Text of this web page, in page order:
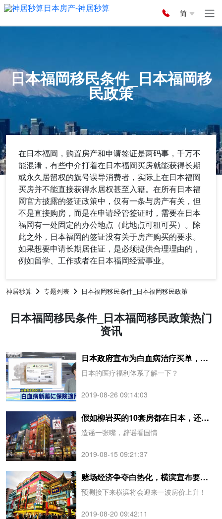
简
日本福岡移民条件_日本福岡移
民政策
在日本福岡，购置房产和申请签证是两码事，千万不
能混淆，有些中介打着在日本福岡买房就能获得长期
或永久居留权的旗号误导消费者，实际上在日本福岡
买房并不能直接获得永居权甚至入籍。在所有日本福
岡官方披露的签证政策中，仅有一条与房产有关，但
不是直接购房，而是在申请经管签证时，需要在日本
福岡有一处固定的办公地点（此地点可租可买）。除
此之外，日本福岡的签证没有关于房产购买的要求。
如果想要申请长期居住证，是必须提供合理理由的，
例如留学、工作或者在日本福岡经营事业。
神居秒算 专题列表 日本福岡移民条件_日本福岡移民政策
日本福岡移民条件_日本福岡移民政策热门
资讯
日本政府宣布为白血病治疗买单，赴日医疗成移民最大理由
日本的医疗福利体系了解一下？
2019-08-26 09:14:03
假如柳岩买的10套房都在日本，还能这么快辟谣吗？
造谣一张嘴，辟谣看国情
2019-08-15 09:21:37
赌场经济争夺白热化，横滨宣布要和大阪争夺赌场主办权
预测接下来横滨将会迎来一波房价上升！
2019-08-20 09:42:11